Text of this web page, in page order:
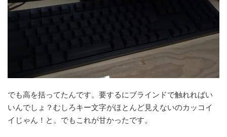
でも高を括ってたんです。 要するにブラインドで触れればい
いんでしょ？ むしろキー文字がほとんど見えないのカッコイ
イじゃん！と。でもこれが甘かったです。